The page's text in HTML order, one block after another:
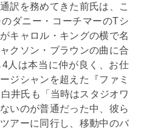
訳を務めてきた前氏は、こ
ダニー・コーチマーのTシ
キャロル・キングの横で名
クソン・ブラウンの曲に合
人は本当に仲が良く、お仕
ジシャンを超えた『ファミ
井氏も「当時はスタジオワ
いのが普通だった中、彼ら
アーに同行し、移動中のバ